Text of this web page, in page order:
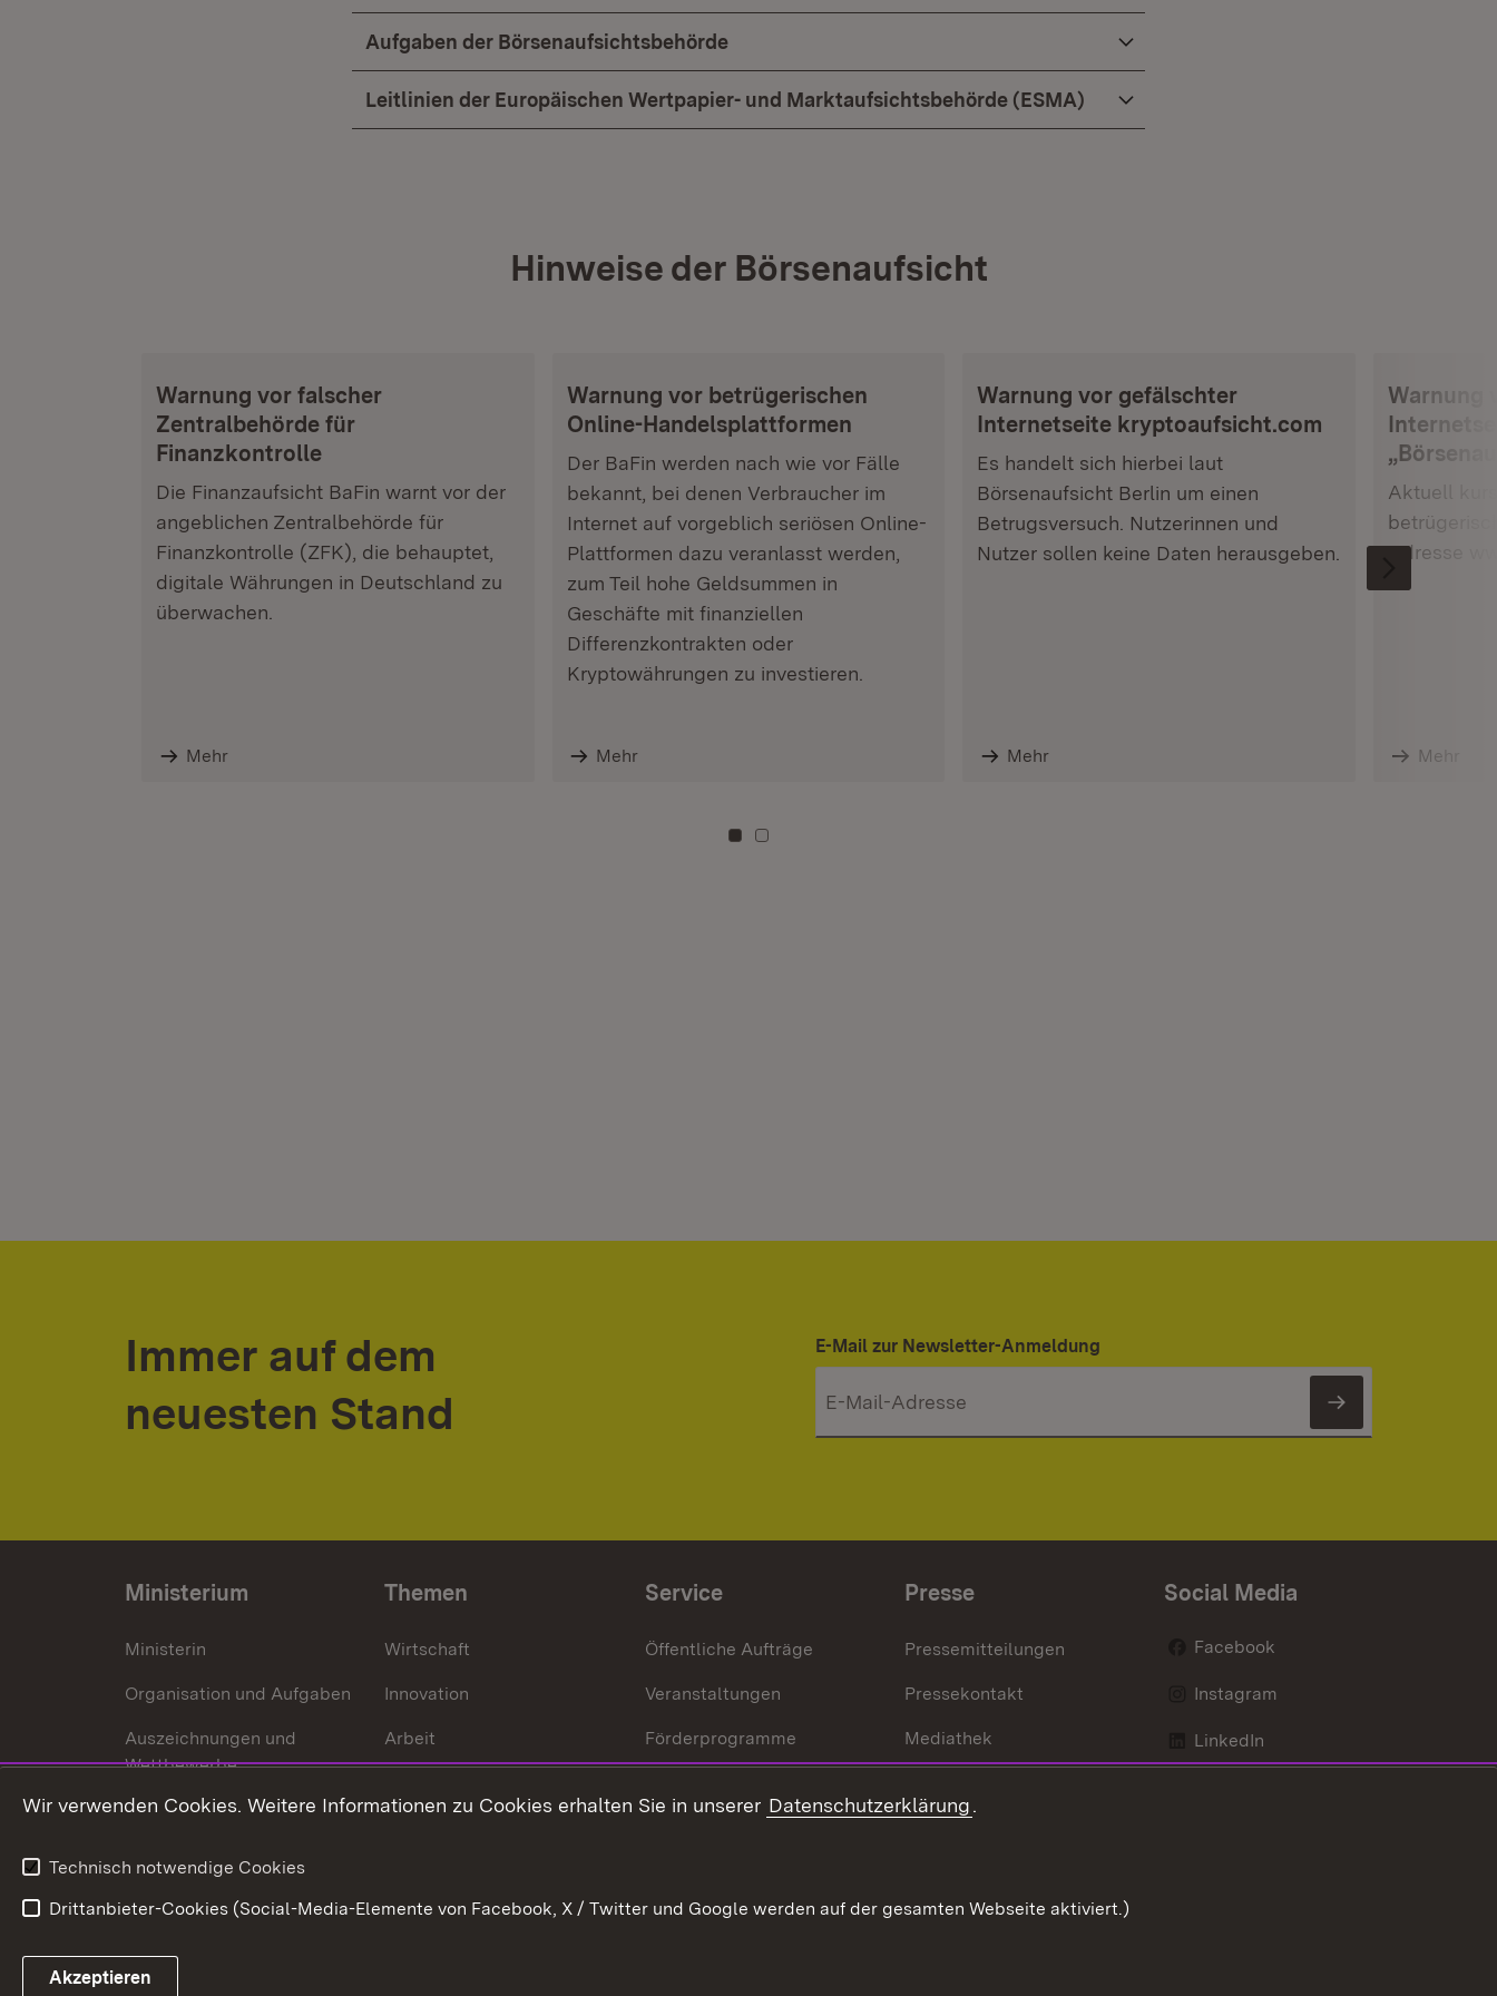
Aufgaben der Börsenaufsichtsbehörde
Leitlinien der Europäischen Wertpapier- und Marktaufsichtsbehörde (ESMA)
Hinweise der Börsenaufsicht
Warnung vor falscher
Zentralbehörde für
Finanzkontrolle
Die Finanzaufsicht BaFin warnt vor der
angeblichen Zentralbehörde für
Finanzkontrolle (ZFK), die behauptet,
digitale Währungen in Deutschland zu
überwachen.
Mehr
Warnung vor betrügerischen
Online-Handelsplattformen
Der BaFin werden nach wie vor Fälle
bekannt, bei denen Verbraucher im
Internet auf vorgeblich seriösen Online-
Plattformen dazu veranlasst werden,
zum Teil hohe Geldsummen in
Geschäfte mit finanziellen
Differenzkontrakten oder
Kryptowährungen zu investieren.
Mehr
Warnung vor gefälschter
Internetseite kryptoaufsicht.com
Es handelt sich hierbei laut
Börsenaufsicht Berlin um einen
Betrugsversuch. Nutzerinnen und
Nutzer sollen keine Daten herausgeben.
Mehr
Warnung
Aktuell
Adresse
Mehr
Zu Kachel: 0
Zu Kachel: 3
Immer auf dem
neuesten Stand
E-Mail zur Newsletter-Anmeldung
Newsletter
Ministerium
Ministerin
Organisation und Aufgaben
Auszeichnungen und
Wettbewerbe
Themen
Wirtschaft
Innovation
Arbeit
Service
Öffentliche Aufträge
Veranstaltungen
Förderprogramme
Presse
Pressemitteilungen
Pressekontakt
Mediathek
Social Media
Facebook
Instagram
LinkedIn
Link zum Landesportal
Wir verwenden Cookies. Weitere Informationen zu Cookies erhalten Sie in unserer Datenschutzerklärung.
Technisch notwendige Cookies
Drittanbieter-Cookies (Social-Media-Elemente von Facebook, X / Twitter und Google werden auf der gesamten Webseite aktiviert.)
Akzeptieren